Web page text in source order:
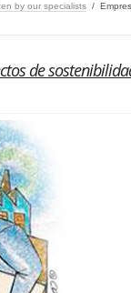
by our specialists /
de